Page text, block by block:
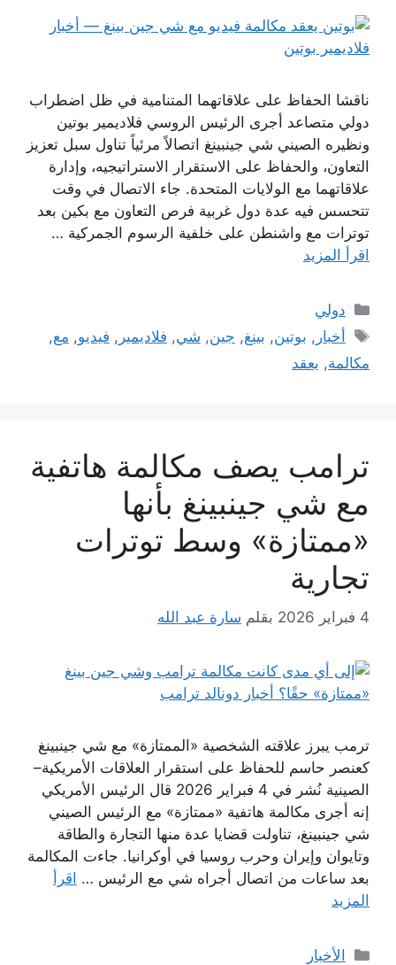
ناقشا الحفاظ على علاقاتهما المتنامية في ظل اضطراب
دولي متصاعد أجرى الرئيس الروسي فلاديمير بوتين
ونظيره الصيني شي جينبينغ اتصالاً مرئياً تناول سبل تعزيز
التعاون، والحفاظ على الاستقرار الاستراتيجيه، وإدارة
علاقاتهما مع الولايات المتحدة. جاء الاتصال في وقت
تتحسس فيه عدة دول غربية فرص التعاون مع بكين بعد
توترات مع واشنطن على خلفية الرسوم الجمركية …
اقرأ المزيد
التصنيفات
دولي
الوسوم
أخبار , بوتين, بينغ, جين, شي, فلاديمير , فيديو, مع,
مكالمة, يعقد
ترامب يصف مكالمة هاتفية
مع شي جينبينغ بأنها
«ممتازة» وسط توترات
تجارية
4 فبراير 2026 بقلم سارة عبد الله
ترمب يبرز علاقته الشخصية «الممتازة» مع شي جينبينغ
كعنصر حاسم للحفاظ على استقرار العلاقات الأمريكية–
الصينية نُشر في 4 فبراير 2026 قال الرئيس الأمريكي
إنه أجرى مكالمة هاتفية «ممتازة» مع الرئيس الصيني
شي جينبينغ، تناولت قضايا عدة منها التجارة والطاقة
وتايوان وإيران وحرب روسيا في أوكرانيا. جاءت المكالمة
بعد ساعات من اتصال أجراه شي مع الرئيس … اقرأ
المزيد
التصنيفات
الأخبار